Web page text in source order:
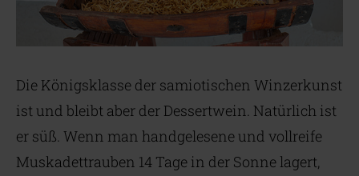
Die Königsklasse der samiotischen Winzerkunst
ist und bleibt aber der Dessertwein. Natürlich ist
er süß. Wenn man handgelesene und vollreife
Muskadettrauben 14 Tage in der Sonne lagert,